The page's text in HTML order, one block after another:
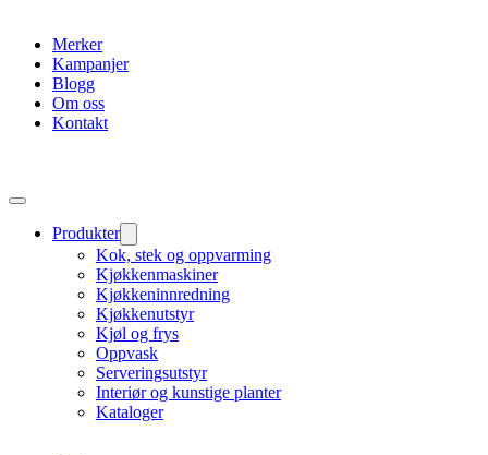
Merker
Kampanjer
Blogg
Om oss
Kontakt
Produkter
Kok, stek og oppvarming
Kjøkkenmaskiner
Kjøkkeninnredning
Kjøkkenutstyr
Kjøl og frys
Oppvask
Serveringsutstyr
Interiør og kunstige planter
Kataloger